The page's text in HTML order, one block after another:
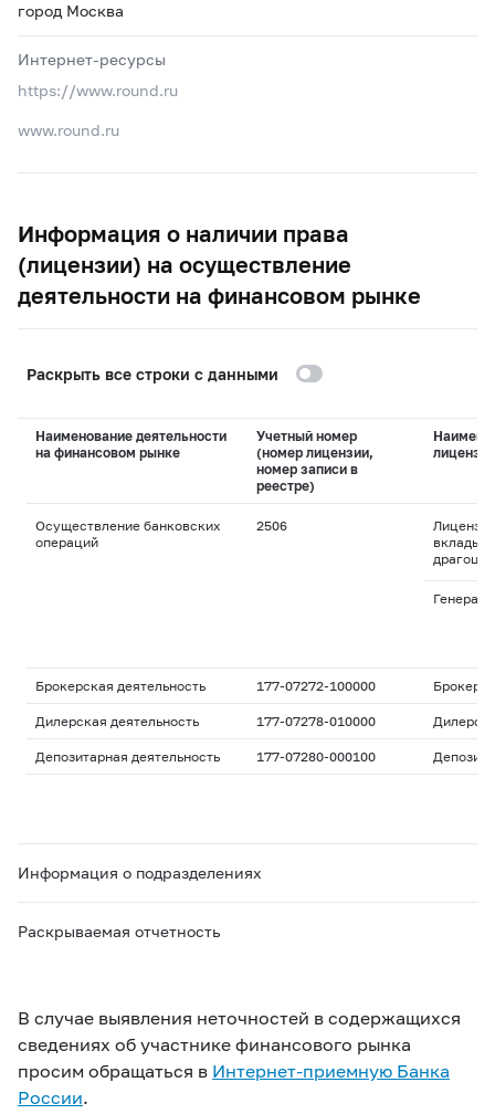
город Москва
Интернет-ресурсы
https://www.round.ru
www.round.ru
Информация о наличии права
(лицензии) на осуществление
деятельности на финансовом рынке
Раскрыть все строки с данными
Наименование деятельности
на финансовом рынке
Учетный номер
(номер лицензии,
номер записи в
реестре)
лицензии
Осуществление банковских
операций
2506
вклады
Брокерская деятельность 177-07272-100000
Дилерская деятельность 177-07278-010000
Депозитарная деятельность 177-07280-000100
Информация о подразделениях
Раскрываемая отчетность
В случае выявления неточностей в содержащихся
сведениях об участнике финансового рынка
просим обращаться в Интернет-приемную Банка
России.